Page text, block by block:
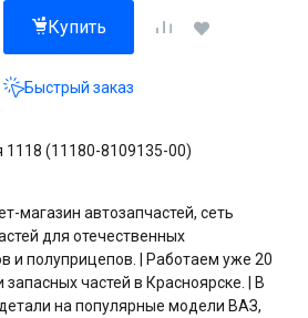
Купить
Быстрый заказ
1118 (11180-8109135-00)
магазин автозапчастей, сеть
для отечественных
и полуприцепов. | Работаем уже 20
частей в Красноярске. | В
на популярные модели ВАЗ,